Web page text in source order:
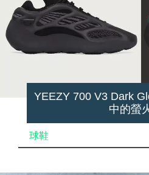
YEEZY 700 V3 Dark
中的螢
球鞋